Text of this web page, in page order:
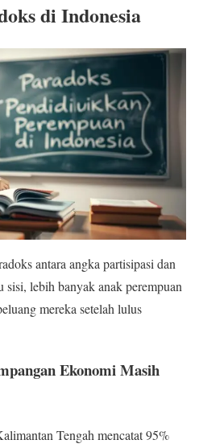
di Indonesia
antara angka partisipasi dan
lebih banyak anak perempuan
mereka setelah lulus
Ekonomi Masih
Tengah mencatat 95%